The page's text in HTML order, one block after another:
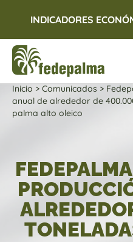
INDICADORES
Inicio > Comunicados >
anual de alrededor de
palma alto oleico